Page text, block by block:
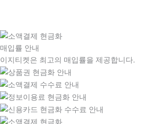
매입률 안내
이지티켓은 최고의 매입률을 제공합니다.